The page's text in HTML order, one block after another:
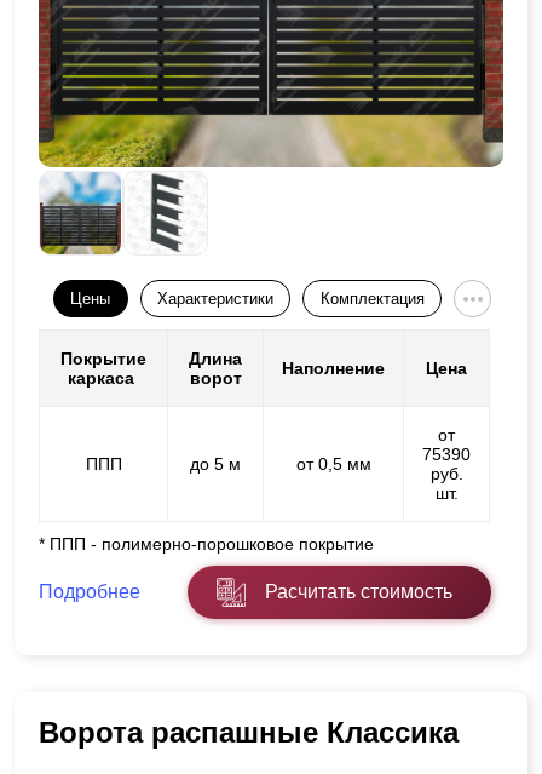
Цены Характеристики Комплектация
Покрытие
каркаса
Длина
ворот
Наполнение Цена
ППП до 5 м от 0,5 мм
от
75390
руб.
шт.
* ППП - полимерно-порошковое покрытие
Подробнее Расчитать стоимость
Ворота распашные Классика